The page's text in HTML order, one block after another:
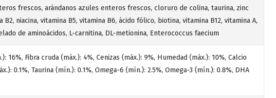
frescos, arándanos azules enteros frescos, cloruro de colina, taurina, zinc
niacina, vitamina B5, vitamina B6, ácido fólico, biotina, vitamina B12, vitamina A,
de aminoácidos, L-carnitina, DL-metionina, Enterococcus faecium
Fibra cruda (máx.): 4%, Cenizas (máx.): 9%, Humedad (máx.): 10%, Calcio
0.1%, Taurina (mín.): 0.1%, Omega-6 (mín.): 2.5%, Omega-3 (mín.): 0.8%, DHA